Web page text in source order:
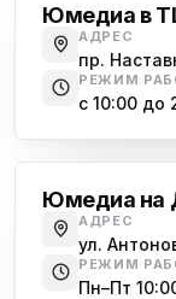
ю пр.
пр.
ю ул. Белы
ю ул.
Юмедиа в
АДРЕС
пр.
РЕЖИМ
с 10:00 до
Юмедиа на
АДРЕС
ул.
РЕЖИМ
Пн–Пт